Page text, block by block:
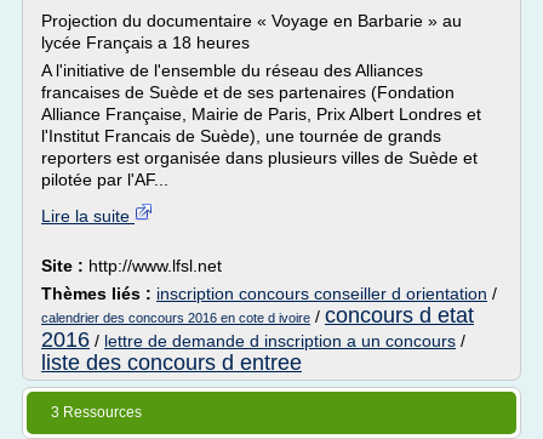
Projection du documentaire « Voyage en Barbarie » au
lycée Français a 18 heures
A l'initiative de l'ensemble du réseau des Alliances
francaises de Suède et de ses partenaires (Fondation
Alliance Française, Mairie de Paris, Prix Albert Londres et
l'Institut Francais de Suède), une tournée de grands
reporters est organisée dans plusieurs villes de Suède et
pilotée par l'AF...
Lire la suite
Site : http://www.lfsl.net
Thèmes liés : inscription concours conseiller d orientation /
calendrier des concours 2016 en cote d ivoire / concours d etat
2016 / lettre de demande d inscription a un concours /
liste des concours d entree
3 Ressources